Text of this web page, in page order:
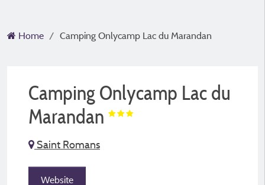
Home Camping Onlycamp Lac du Marandan
Camping Onlycamp Lac du
Marandan
Saint Romans
Website